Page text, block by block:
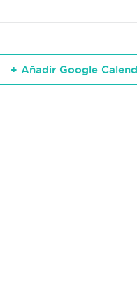
+ Añadir Google